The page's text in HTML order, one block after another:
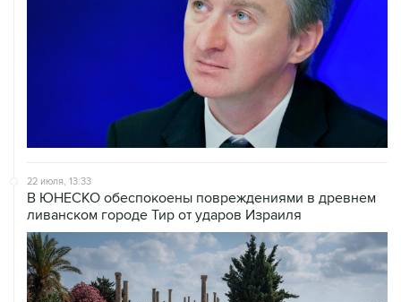
22 июля, 13:33
В ЮНЕСКО обеспокоены повреждениями в древнем
ливанском городе Тир от ударов Израиля